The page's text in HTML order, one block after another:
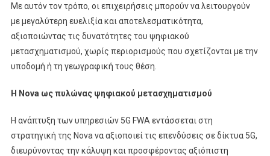
Με αυτόν τον τρόπο, οι επιχειρήσεις μπορούν να λειτουργούν
με μεγαλύτερη ευελιξία και αποτελεσματικότητα,
αξιοποιώντας τις δυνατότητες του ψηφιακού
μετασχηματισμού, χωρίς περιορισμούς που σχετίζονται με την
υποδομή ή τη γεωγραφική τους θέση.
Η Nova ως πυλώνας ψηφιακού μετασχηματισμού
Η ανάπτυξη των υπηρεσιών 5G FWA εντάσσεται στη
στρατηγική της Nova να αξιοποιεί τις επενδύσεις σε δίκτυα 5G,
διευρύνοντας την κάλυψη και προσφέροντας αξιόπιστη